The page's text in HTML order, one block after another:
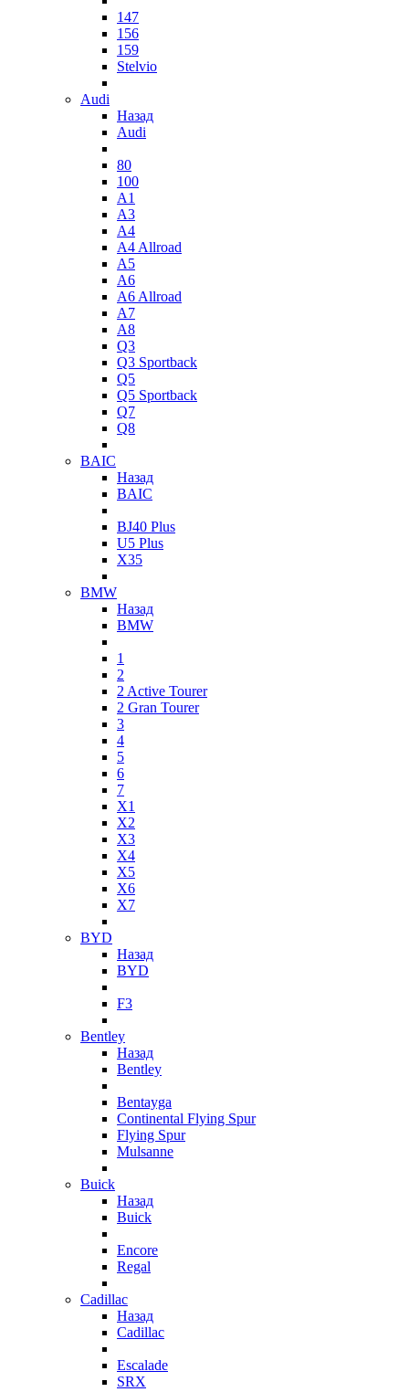
147
156
159
Stelvio
Audi
Назад
Audi
80
100
A1
A3
A4
A4 Allroad
A5
A6
A6 Allroad
A7
A8
Q3
Q3 Sportback
Q5
Q5 Sportback
Q7
Q8
BAIC
Назад
BAIC
BJ40 Plus
U5 Plus
X35
BMW
Назад
BMW
1
2
2 Active Tourer
2 Gran Tourer
3
4
5
6
7
X1
X2
X3
X4
X5
X6
X7
BYD
Назад
BYD
F3
Bentley
Назад
Bentley
Bentayga
Continental Flying Spur
Flying Spur
Mulsanne
Buick
Назад
Buick
Encore
Regal
Cadillac
Назад
Cadillac
Escalade
SRX